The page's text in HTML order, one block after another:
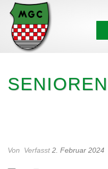
Von Verfasst2. Februar 2024